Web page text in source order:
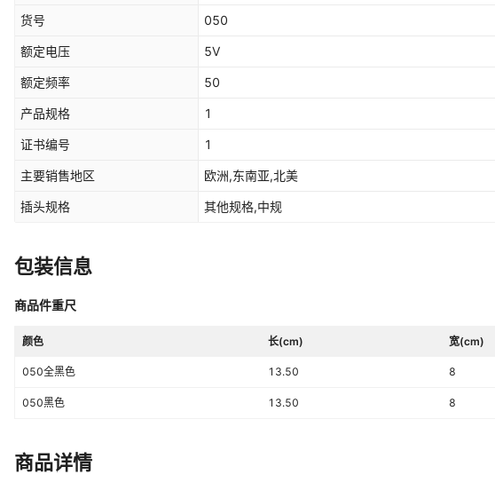
货号 050
额定电压 5V
额定频率 50
产品规格 1
证书编号 1
主要销售地区 欧洲,东南亚,北美
插头规格 其他规格,中规
包装信息
商品件重尺
颜色 长(cm) 宽(cm)
050全黑色 13.50 8
050黑色 13.50 8
商品详情